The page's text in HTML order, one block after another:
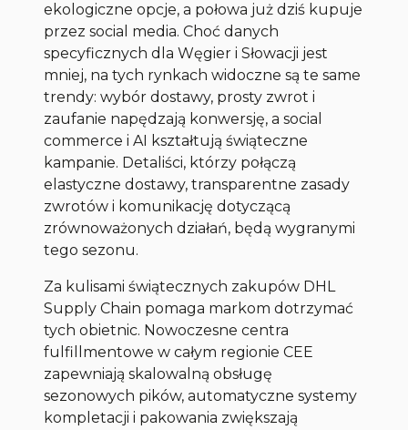
ekologiczne opcje, a połowa już dziś kupuje
przez social media. Choć danych
specyficznych dla Węgier i Słowacji jest
mniej, na tych rynkach widoczne są te same
trendy: wybór dostawy, prosty zwrot i
zaufanie napędzają konwersję, a social
commerce i AI kształtują świąteczne
kampanie. Detaliści, którzy połączą
elastyczne dostawy, transparentne zasady
zwrotów i komunikację dotyczącą
zrównoważonych działań, będą wygranymi
tego sezonu.
Za kulisami świątecznych zakupów DHL
Supply Chain pomaga markom dotrzymać
tych obietnic. Nowoczesne centra
fulfillmentowe w całym regionie CEE
zapewniają skalowalną obsługę
sezonowych pików, automatyczne systemy
kompletacji i pakowania zwiększają